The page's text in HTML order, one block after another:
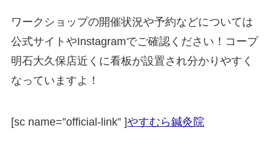
ワークショップの開催状況や予約などについては
公式サイトやInstagramでご確認ください！コープ
明石大久保店近くに看板が設置され分かりやすく
なっていますよ！
[sc name=”official-link” ]やすむら鍼灸院